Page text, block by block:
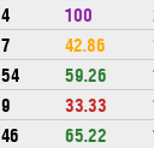
4 100
7 42.86
54 59.26
9 33.33
46 65.22